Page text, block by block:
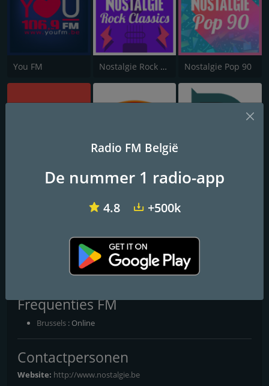
You FM Nostalgie Rock Classics Nostalgie Pop 90
Equinoxe FM Gaveromroep Deerlijk D-ONE
Nostalgie Rock 90
Une furieuse envie de chanter !
La radio de la génération Nirvana: Jeans troués, amplis qui
Frequenties FM
Brussels : Online
Contactpersonen
Website: http://www.nostalgie.be
Radio FM België
De nummer 1 radio-app
4.8 +500k